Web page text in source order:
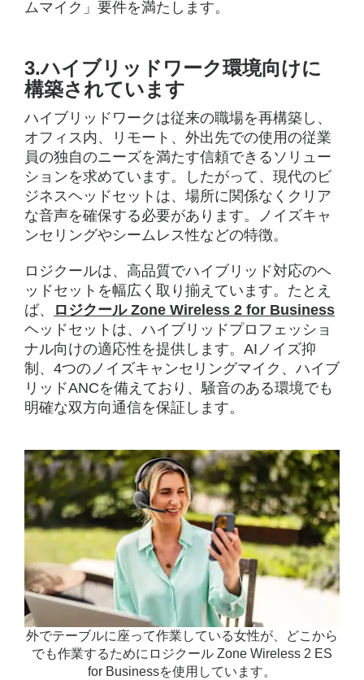
ムマイク」要件を満たします。
3.ハイブリッドワーク環境向けに
構築されています
ハイブリッドワークは従来の職場を再構築し、
オフィス内、リモート、外出先での使用の従業
員の独自のニーズを満たす信頼できるソリュー
ションを求めています。したがって、現代のビ
ジネスヘッドセットは、場所に関係なくクリア
な音声を確保する必要があります。ノイズキャ
ンセリングやシームレス性などの特徴。
ロジクールは、高品質でハイブリッド対応のヘ
ッドセットを幅広く取り揃えています。たとえ
ば、
ロジクール Zone Wireless 2 for Business
ヘッドセットは、ハイブリッドプロフェッショ
ナル向けの適応性を提供します。AIノイズ抑
制、4つのノイズキャンセリングマイク、ハイブ
リッドANCを備えており、騒音のある環境でも
明確な双方向通信を保証します。
外でテーブルに座って作業している女性が、どこから
でも作業するためにロジクール Zone Wireless 2 ES
for Businessを使用しています。